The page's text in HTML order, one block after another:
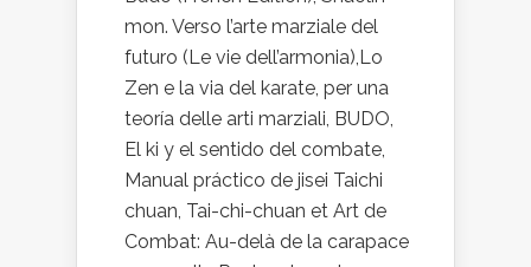
mon. Verso l’arte marziale del
futuro (Le vie dell’armonia),Lo
Zen e la via del karate, per una
teoría delle arti marziali, BUDO,
El ki y el sentido del combate,
Manual práctico de jisei Taichi
chuan, Tai-chi-chuan et Art de
Combat: Au-delà de la carapace